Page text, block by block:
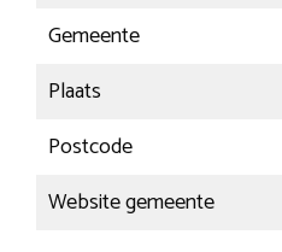
Gemeente
Plaats
Postcode
Website gemeente